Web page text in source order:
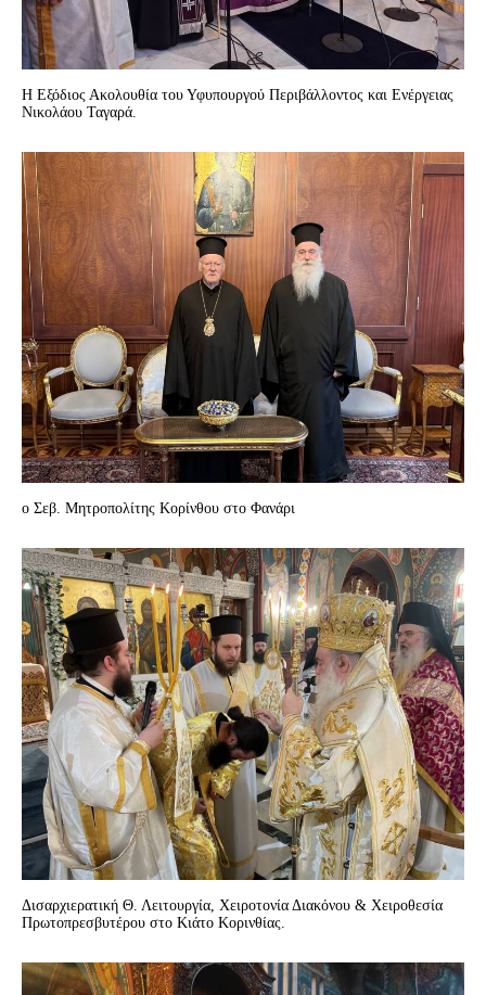
Η Εξόδιος Ακολουθία του Υφυπουργού Περιβάλλοντος και Ενέργειας
Νικολάου Ταγαρά.
ο Σεβ. Μητροπολίτης Κορίνθου στο Φανάρι
Δισαρχιερατική Θ. Λειτουργία, Χειροτονία Διακόνου & Χειροθεσία
Πρωτοπρεσβυτέρου στο Κιάτο Κορινθίας.